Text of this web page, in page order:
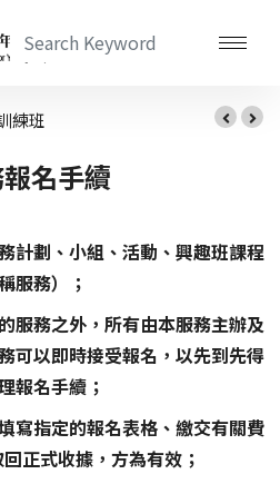
練班
名手續
計劃、小組、活動、興趣班課程
服務）；
服務之外，所有由本服務主辦及
可以即時接受報名，以先到先得
報名手續；
寫指定的報名表格、繳交有關費
正式收據，方為有效；